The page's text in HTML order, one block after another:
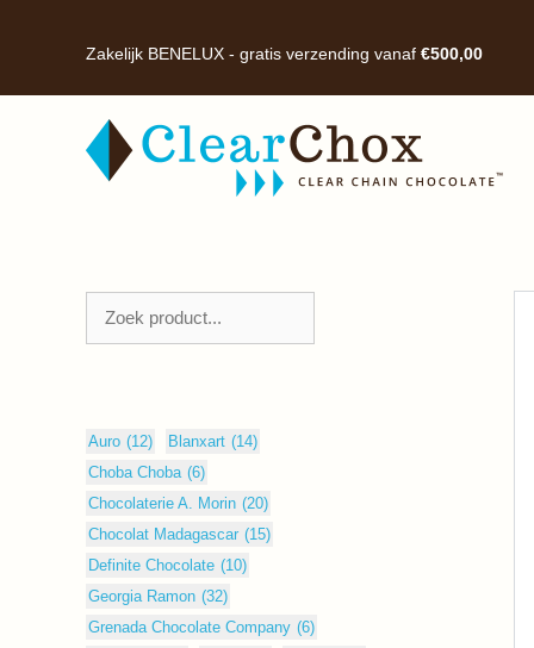
inhoud
Zakelijk BENELUX - gratis verzending vanaf €500,00
Auro (12) Blanxart (14)
Choba Choba (6)
Chocolaterie A. Morin (20)
Chocolat Madagascar (15)
Definite Chocolate (10)
Georgia Ramon (32)
Grenada Chocolate Company (6)